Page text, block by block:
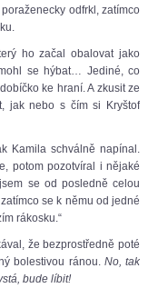
odfrkl, zatímco
ho začal obalovat jako
se hýbat… Jediné, co
ke hraní. A zkusit ze
jak nebo s čím si Kryštof
Kamila schválně napínal.
potom pozotvíral i nějaké
se od posledně celou
se k němu od jedné
rákosku.“
že bezprostředně poté
bolestivou ránou. No, tak
bude líbit!